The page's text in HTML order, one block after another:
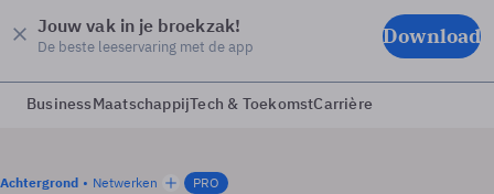
Jouw vak in je broekzak!
De beste leeservaring met de app Download
BusinessMaatschappijTech & ToekomstCarrière
Achtergrond Netwerken
PRO